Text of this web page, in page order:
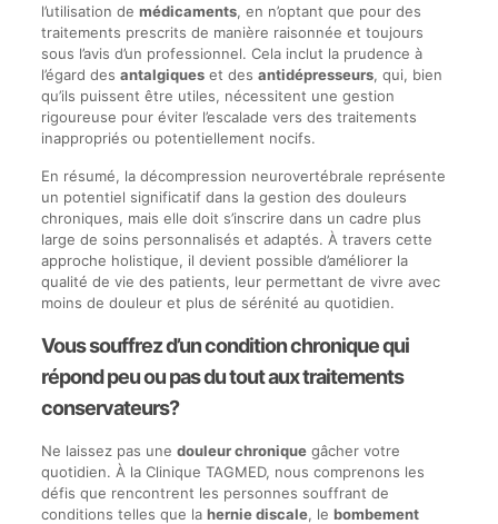
l’utilisation de médicaments, en n’optant que pour des
traitements prescrits de manière raisonnée et toujours
sous l’avis d’un professionnel. Cela inclut la prudence à
l’égard des antalgiqueset des antidépresseurs, qui, bien
qu’ils puissent être utiles, nécessitent une gestion
rigoureuse pour éviter l’escalade vers des traitements
inappropriés ou potentiellement nocifs.
En résumé, la décompression neurovertébrale représente
un potentiel significatif dans la gestion des douleurs
chroniques, mais elle doit s’inscrire dans un cadre plus
large de soins personnalisés et adaptés. À travers cette
approche holistique, il devient possible d’améliorer la
qualité de vie des patients, leur permettant de vivre avec
moins de douleur et plus de sérénité au quotidien.
Vous souffrez d’un condition chronique qui
répond peu ou pas du tout aux traitements
conservateurs?
Ne laissez pas une douleur chroniquegâcher votre
quotidien. À la Clinique TAGMED, nous comprenons les
défis que rencontrent les personnes souffrant de
conditions telles que la hernie discale, le bombement